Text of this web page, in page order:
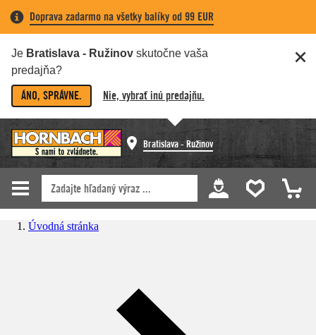
Doprava zadarmo na všetky balíky od 99 EUR
Je Bratislava - Ružinov skutočne vaša
predajňa?
ÁNO, SPRÁVNE. Nie, vybrať inú predajňu.
Bratislava - Ružinov
Úvodná stránka